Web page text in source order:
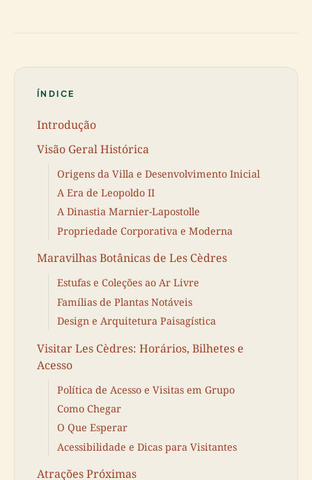
ÍNDICE
Introdução
Visão Geral Histórica
Origens da Villa e Desenvolvimento Inicial
A Era de Leopoldo II
A Dinastia Marnier-Lapostolle
Propriedade Corporativa e Moderna
Maravilhas Botânicas de Les Cèdres
Estufas e Coleções ao Ar Livre
Famílias de Plantas Notáveis
Design e Arquitetura Paisagística
Visitar Les Cèdres: Horários, Bilhetes e
Acesso
Política de Acesso e Visitas em Grupo
Como Chegar
O Que Esperar
Acessibilidade e Dicas para Visitantes
Atrações Próximas